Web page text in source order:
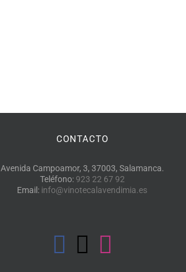
CONTACTO
Avenida Campoamor, 3, 37003, Salamanca.
Teléfono: 923 22 67 92
Email: info@vinotecalavendimia.es